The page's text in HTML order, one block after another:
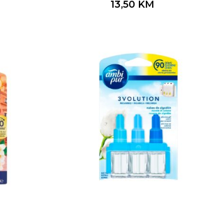
13,50 KM